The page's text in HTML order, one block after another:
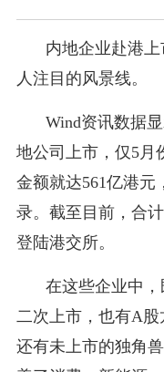
内地企业赴港上
人注目的风景线。
Wind资讯数据
地公司上市，仅5月
金额就达561亿港元
录。截至目前，合
登陆港交所。
在这些企业中，
二次上市，也有A股
还有未上市的独角